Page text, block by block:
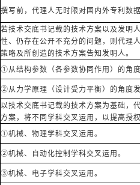
撰写前，代理人无时限对国内外专利数
若技术交底书记载的技术方案以及发明
性、仍存在公开不充分的问题，则代理
策略及所创造的技术方案告知发明人。
①从结构参数（各参数协同作用）的角
②从力学原理（设计受力平衡）的角度
以技术交底书记载的技术方案为基础，
方案，将不同学科交叉运用，以提高授
①机械、物理学科交叉运用。
②机械、自动化控制学科交叉运用。
③机械、电子学科交叉运用。